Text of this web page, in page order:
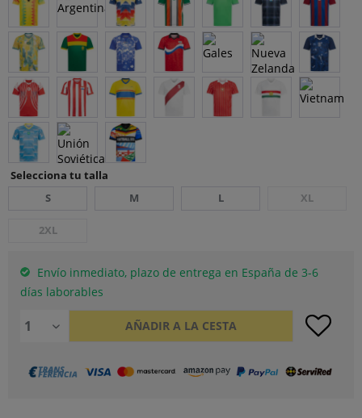
Selecciona tu talla
S
M L XL
2XL
Envío inmediato, plazo de entrega en España de 3-6
días laborables
AÑADIR A LA CESTA